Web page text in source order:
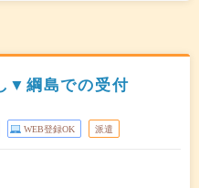
▼綱島での受付
WEB登録OK 派遣